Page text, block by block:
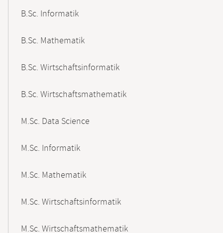
B.Sc. Informatik
B.Sc. Mathematik
B.Sc. Wirtschaftsinformatik
B.Sc. Wirtschaftsmathematik
M.Sc. Data Science
M.Sc. Informatik
M.Sc. Mathematik
M.Sc. Wirtschaftsinformatik
M.Sc. Wirtschaftsmathematik